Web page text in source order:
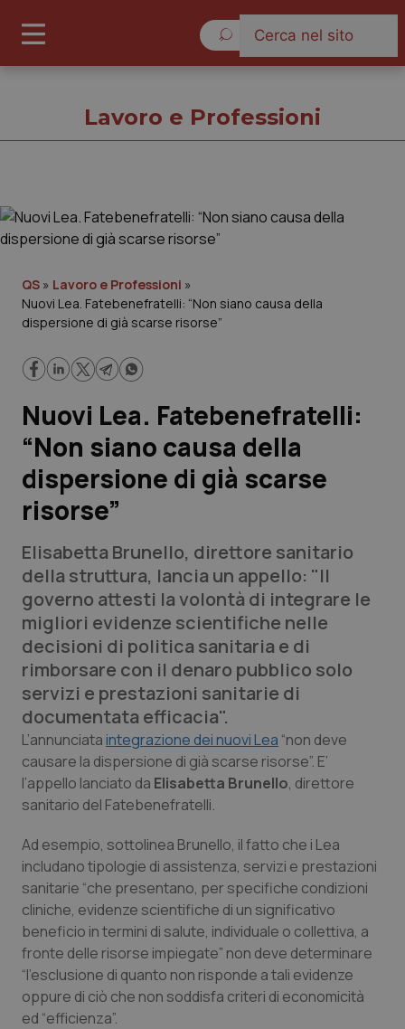
Governo e Parlamento
Regioni e Asl
Lavoro e Professioni
Scienza e Farmaci
Studi e Analisi
Lettere al direttore
Edizioni Regionali
QS Pro
Professionisti Sanitari.AI
Abruzzo
Basilicata
Campania
Emilia-Romagna
Friuli Venezia Giulia
Lazio
QS Pro Gold
Artrite & artrosi
Car-T
Colesterolo & coronaropatie
Dermatite Atopica
Diabete & glucometri
QS Club Newsletter
Lavoro e Professioni
QS » Lavoro e Professioni »
Nuovi Lea. Fatebenefratelli: “Non siano causa della
dispersione di già scarse risorse”
Nuovi Lea. Fatebenefratelli:
“Non siano causa della
dispersione di già scarse
risorse”
Elisabetta Brunello, direttore sanitario
della struttura, lancia un appello: "Il
governo attesti la volontà di integrare le
migliori evidenze scientifiche nelle
decisioni di politica sanitaria e di
rimborsare con il denaro pubblico solo
servizi e prestazioni sanitarie di
documentata efficacia".
L’annunciataintegrazione dei nuovi Lea “non deve
causare la dispersione di già scarse risorse”. E’
l’appello lanciato da Elisabetta Brunello, direttore
sanitario del Fatebenefratelli.
Ad esempio, sottolinea Brunello, il fatto che i Lea
includano tipologie di assistenza, servizi e prestazioni
sanitarie “che presentano, per specifiche condizioni
cliniche, evidenze scientifiche di un significativo
beneficio in termini di salute, individuale o collettiva, a
fronte delle risorse impiegate” non deve determinare
“l’esclusione di quanto non risponde a tali evidenze
oppure di ciò che non soddisfa criteri di economicità
ed “efficienza”.